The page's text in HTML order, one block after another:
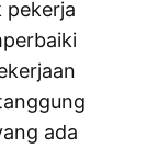
pekerja
ada